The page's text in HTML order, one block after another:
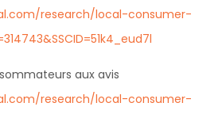
research/local-consumer-
aux avis
research/local-consumer-